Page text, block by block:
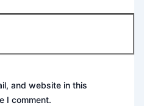
and website in this
I comment.